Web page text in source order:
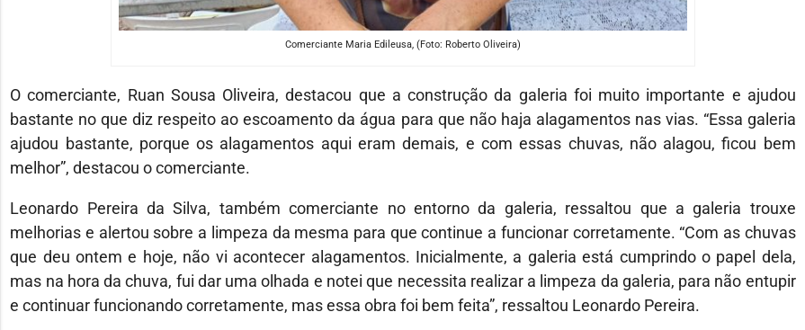
Comerciante Maria Edileusa, (Foto: Roberto Oliveira)
O comerciante, Ruan Sousa Oliveira, destacou que a construção da galeria foi muito importante e ajudou
bastante no que diz respeito ao escoamento da água para que não haja alagamentos nas vias. “Essa galeria
ajudou bastante, porque os alagamentos aqui eram demais, e com essas chuvas, não alagou, ficou bem
melhor”, destacou o comerciante.
Leonardo Pereira da Silva, também comerciante no entorno da galeria, ressaltou que a galeria trouxe
melhorias e alertou sobre a limpeza da mesma para que continue a funcionar corretamente. “Com as chuvas
que deu ontem e hoje, não vi acontecer alagamentos. Inicialmente, a galeria está cumprindo o papel dela,
mas na hora da chuva, fui dar uma olhada e notei que necessita realizar a limpeza da galeria, para não entupir
e continuar funcionando corretamente, mas essa obra foi bem feita”, ressaltou Leonardo Pereira.